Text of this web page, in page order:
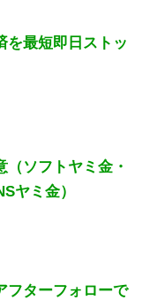
を最短即日ストッ
（ソフトヤミ金・
ヤミ金）
フターフォローで